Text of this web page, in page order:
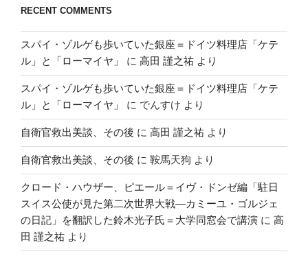
RECENT COMMENTS
スパイ・ゾルゲも歩いていた銀座＝ドイツ料理店「ケテ
ル」と「ローマイヤ」
に 高田 謹之祐 より
スパイ・ゾルゲも歩いていた銀座＝ドイツ料理店「ケテ
ル」と「ローマイヤ」
に でんすけ より
自衛官救出美談、その後 に 高田 謹之祐 より
自衛官救出美談、その後 に 鞍馬天狗 より
クロード・ハウザー、ピエール＝イヴ・ドンゼ編「駐日
スイス公使が見た第二次世界大戦―カミーユ・ゴルジェ
の日記」を翻訳した鈴木光子氏＝大学同窓会で講演 に 高
田 謹之祐 より